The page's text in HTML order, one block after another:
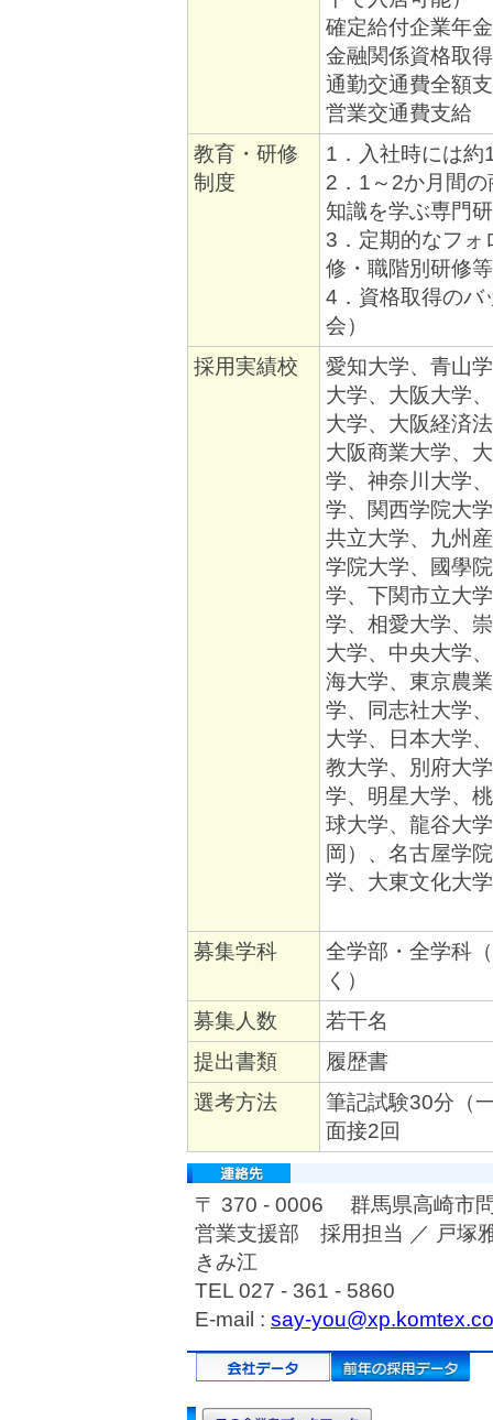
確定給付企業年
金融関係資格取
通勤交通費全額
営業交通費支給
教育・研修
制度
1．入社時には約
2．1～2か月間
知識を学ぶ専門
3．定期的なフォ
修・職階別研修
4．資格取得のバ
会）
採用実績校
愛知大学、青山
大学、大阪大学
大学、大阪経済
大阪商業大学、
学、神奈川大学
学、関西学院大
共立大学、九州
学院大学、國學
学、下関市立大
学、相愛大学、
大学、中央大学
海大学、東京農
学、同志社大学
大学、日本大学
教大学、別府大
学、明星大学、
球大学、龍谷大
岡）、名古屋学
学、大東文化大学
募集学科
全学部・全学科
く）
募集人数
若干名
提出書類
履歴書
選考方法
筆記試験30分（
面接2回
〒 370 - 0006 群馬県高崎市
営業支援部 採用担当 ／ 戸
きみ江
TEL 027 - 361 - 5860
E-mail : say-